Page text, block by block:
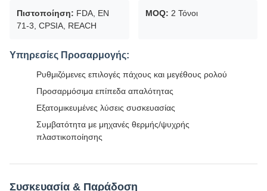
Πιστοποίηση: FDA, EN
71-3, CPSIA, REACH
MOQ: 2 Τόνοι
Υπηρεσίες Προσαρμογής:
Ρυθμιζόμενες επιλογές πάχους και μεγέθους ρολού
Προσαρμόσιμα επίπεδα απαλότητας
Εξατομικευμένες λύσεις συσκευασίας
Συμβατότητα με μηχανές θερμής/ψυχρής
πλαστικοποίησης
Συσκευασία & Παράδοση